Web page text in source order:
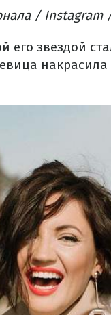
/ Instagram
его звездой